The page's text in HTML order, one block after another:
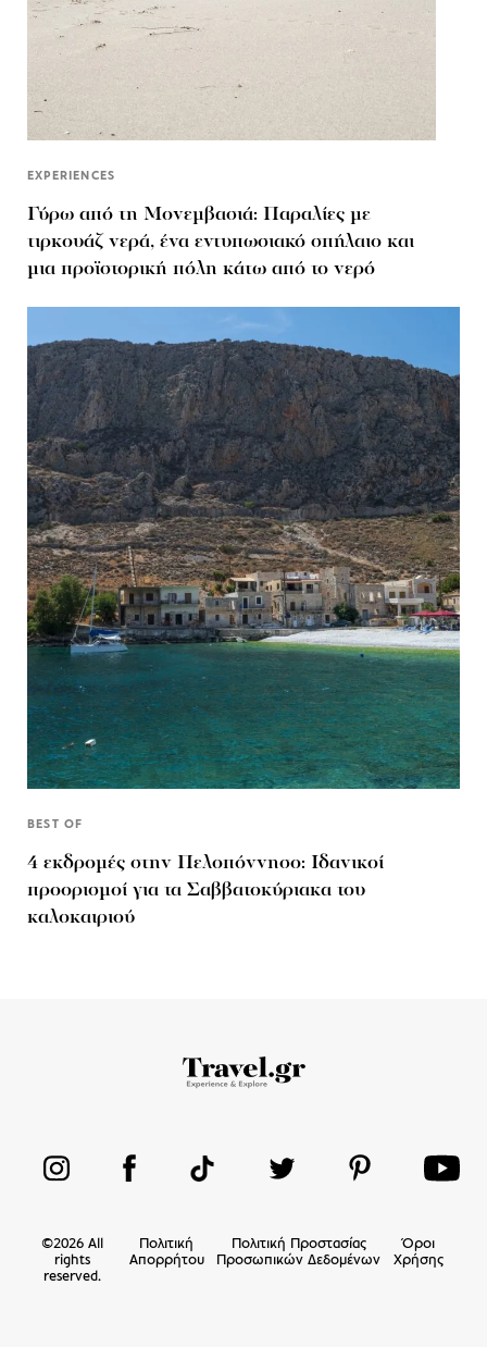
EXPERIENCES
Γύρω από τη Μονεμβασιά: Παραλίες με
τιρκουάζ νερά, ένα εντυπωσιακό σπήλαιο και
μια προϊστορική πόλη κάτω από το νερό
BEST OF
4 εκδρομές στην Πελοπόννησο: Ιδανικοί
προορισμοί για τα Σαββατοκύριακα του
καλοκαιριού
©2026 All
rights
reserved.
Πολιτική
Απορρήτου
Πολιτική Προστασίας
Προσωπικών Δεδομένων
Όροι
Χρήσης